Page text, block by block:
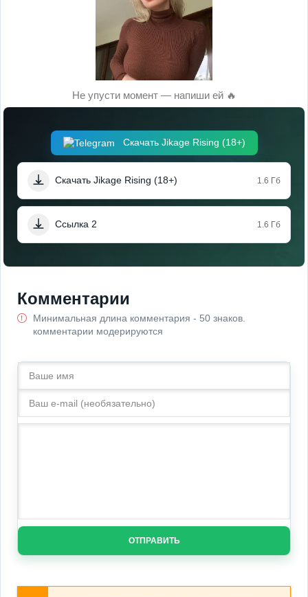
Не упусти момент — напиши ей 🔥
Скачать Jikage Rising (18+)
Скачать Jikage Rising (18+) 1.6 Гб
Ссылка 2 1.6 Гб
Комментарии
Минимальная длина комментария - 50 знаков.
комментарии модерируются
ОТПРАВИТЬ